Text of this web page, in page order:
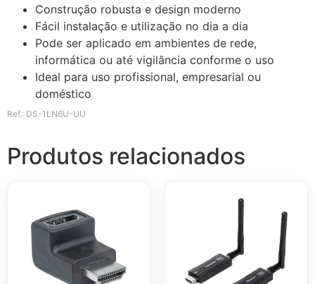
Construção robusta e design moderno
Fácil instalação e utilização no dia a dia
Pode ser aplicado em ambientes de rede,
informática ou até vigilância conforme o uso
Ideal para uso profissional, empresarial ou
doméstico
Ref.: DS-1LN6U-UU
Produtos relacionados